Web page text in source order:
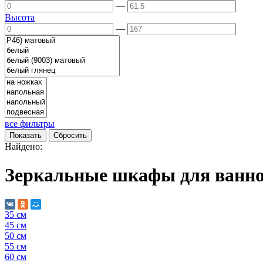
—
Высота
—
все фильтры
Найдено:
Зеркальные шкафы для
35 см
45 см
50 см
55 см
60 см